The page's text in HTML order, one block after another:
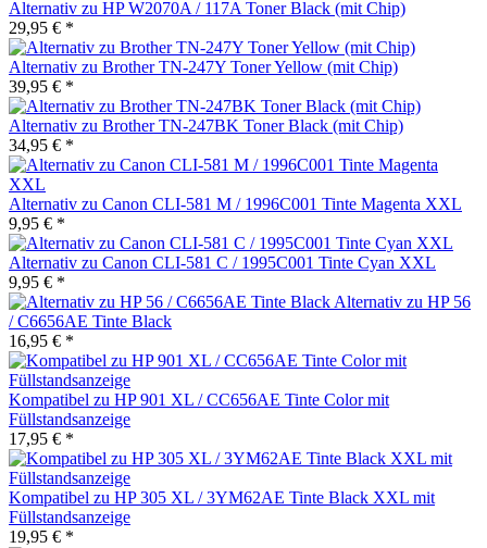
Alternativ zu HP W2070A / 117A Toner Black (mit Chip)
29,95 € *
Alternativ zu Brother TN-247Y Toner Yellow (mit Chip)
39,95 € *
Alternativ zu Brother TN-247BK Toner Black (mit Chip)
34,95 € *
Alternativ zu Canon CLI-581 M / 1996C001 Tinte Magenta XXL
9,95 € *
Alternativ zu Canon CLI-581 C / 1995C001 Tinte Cyan XXL
9,95 € *
Alternativ zu HP 56
/ C6656AE Tinte Black
16,95 € *
Kompatibel zu HP 901 XL / CC656AE Tinte Color mit
Füllstandsanzeige
17,95 € *
Kompatibel zu HP 305 XL / 3YM62AE Tinte Black XXL mit
Füllstandsanzeige
19,95 € *